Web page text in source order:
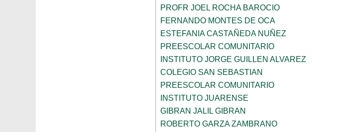
PROFR JOEL ROCHA BAROCIO
FERNANDO MONTES DE OCA
ESTEFANIA CASTAÑEDA NUÑEZ
PREESCOLAR COMUNITARIO
INSTITUTO JORGE GUILLEN ALVAREZ
COLEGIO SAN SEBASTIAN
PREESCOLAR COMUNITARIO
INSTITUTO JUARENSE
GIBRAN JALIL GIBRAN
ROBERTO GARZA ZAMBRANO